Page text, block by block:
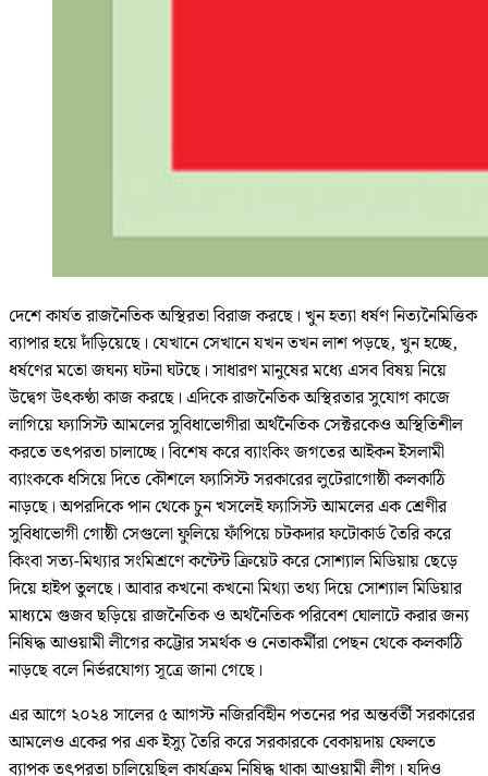
দেশে কার্যত রাজনৈতিক অস্থিরতা বিরাজ করছে। খুন হত্যা ধর্ষণ নিত্যনৈমিত্তিক
ব্যাপার হয়ে দাঁড়িয়েছে। যেখানে সেখানে যখন তখন লাশ পড়ছে, খুন হচ্ছে,
ধর্ষণের মতো জঘন্য ঘটনা ঘটছে। সাধারণ মানুষের মধ্যে এসব বিষয় নিয়ে
উদ্বেগ উৎকণ্ঠা কাজ করছে। এদিকে রাজনৈতিক অস্থিরতার সুযোগ কাজে
লাগিয়ে ফ্যাসিস্ট আমলের সুবিধাভোগীরা অর্থনৈতিক সেক্টরকেও অস্থিতিশীল
করতে তৎপরতা চালাচ্ছে। বিশেষ করে ব্যাংকিং জগতের আইকন ইসলামী
ব্যাংককে ধসিয়ে দিতে কৌশলে ফ্যাসিস্ট সরকারের লুটেরাগোষ্ঠী কলকাঠি
নাড়ছে। অপরদিকে পান থেকে চুন খসলেই ফ্যাসিস্ট আমলের এক শ্রেণীর
সুবিধাভোগী গোষ্ঠী সেগুলো ফুলিয়ে ফাঁপিয়ে চটকদার ফটোকার্ড তৈরি করে
কিংবা সত্য-মিথ্যার সংমিশ্রণে কন্টেন্ট ক্রিয়েট করে সোশ্যাল মিডিয়ায় ছেড়ে
দিয়ে হাইপ তুলছে। আবার কখনো কখনো মিথ্যা তথ্য দিয়ে সোশ্যাল মিডিয়ার
মাধ্যমে গুজব ছড়িয়ে রাজনৈতিক ও অর্থনৈতিক পরিবেশ ঘোলাটে করার জন্য
নিষিদ্ধ আওয়ামী লীগের কট্টোর সমর্থক ও নেতাকর্মীরা পেছন থেকে কলকাঠি
নাড়ছে বলে নির্ভরযোগ্য সূত্রে জানা গেছে।
এর আগে ২০২৪ সালের ৫ আগস্ট নজিরবিহীন পতনের পর অন্তর্বর্তী সরকারের
আমলেও একের পর এক ইস্যু তৈরি করে সরকারকে বেকায়দায় ফেলতে
ব্যাপক তৎপরতা চালিয়েছিল কার্যক্রম নিষিদ্ধ থাকা আওয়ামী লীগ। যদিও